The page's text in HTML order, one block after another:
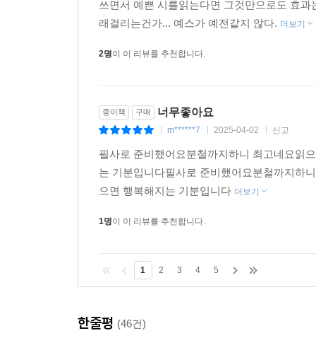
쓰면서 예쁜 시를읽는다면 그것만으로도 효
래걸리는건가... 예스가 예전같지 않다. 더보기
2명이 이 리뷰를 추천합니다.
종이책 구매 너무좋아요
m******7 2025-04-02 신고
필사로 준비했어요분철까지하니 최고네요읽
는 기분입니다필사로 준비했어요분철까지하
으면 행복해지는 기분입니다 더보기
1명이 이 리뷰를 추천합니다.
1 2 3 4 5
한줄평 (46건)